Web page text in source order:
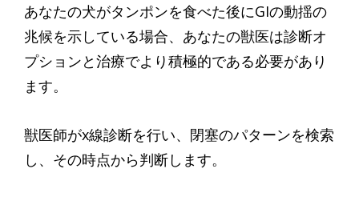
あなたの犬がタンポンを食べた後にGIの動揺の
兆候を示している場合、あなたの獣医は診断オ
プションと治療でより積極的である必要があり
ます。
獣医師がx線診断を行い、閉塞のパターンを検索
し、その時点から判断します。